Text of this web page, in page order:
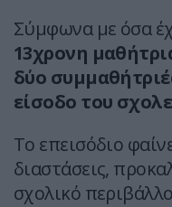
Σύμφωνα με όσα
13χρονη
δύο
είσοδο του
Το επεισόδιο
διαστάσεις,
σχολικό